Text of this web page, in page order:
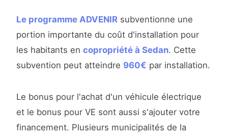
Le programme ADVENIR subventionne une
portion importante du coût d'installation pour
les habitants en copropriété à Sedan. Cette
subvention peut atteindre 960€ par installation.
Le bonus pour l'achat d'un véhicule électrique
et le bonus pour VE sont aussi s'ajouter votre
financement. Plusieurs municipalités de la